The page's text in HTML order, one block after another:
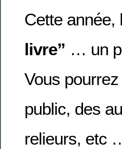
Cette
livre” … un
Vous
public, des
relieurs, etc